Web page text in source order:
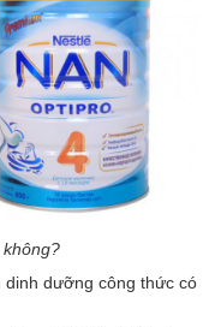
dưỡng công thức có